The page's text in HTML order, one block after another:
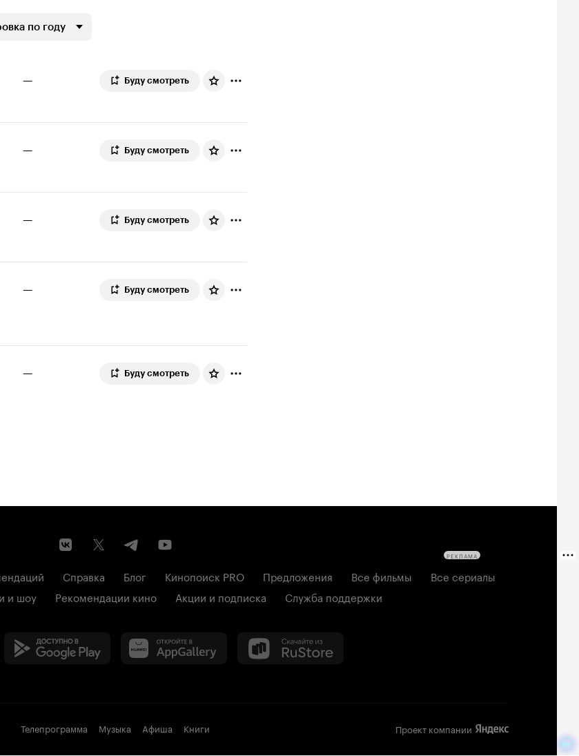
по году
— Буду смотреть
— Буду смотреть
— Буду смотреть
— Буду смотреть
— Буду смотреть
Справка Блог Кинопоиск PRO Предложения Все фильмы
Все сериалы
и шоу Рекомендации кино Акции и подписка Служба поддержки
Телепрограмма Музыка Афиша Книги Проект компании
РЕКЛАМА